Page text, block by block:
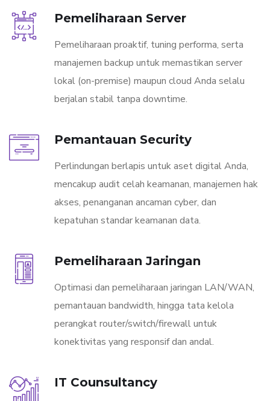
Pemeliharaan Server
Pemeliharaan proaktif, tuning performa, serta
manajemen backup untuk memastikan server
lokal (on-premise) maupun cloud Anda selalu
berjalan stabil tanpa downtime.
Pemantauan Security
Perlindungan berlapis untuk aset digital Anda,
mencakup audit celah keamanan, manajemen hak
akses, penanganan ancaman cyber, dan
kepatuhan standar keamanan data.
Pemeliharaan Jaringan
Optimasi dan pemeliharaan jaringan LAN/WAN,
pemantauan bandwidth, hingga tata kelola
perangkat router/switch/firewall untuk
konektivitas yang responsif dan andal.
IT Counsultancy